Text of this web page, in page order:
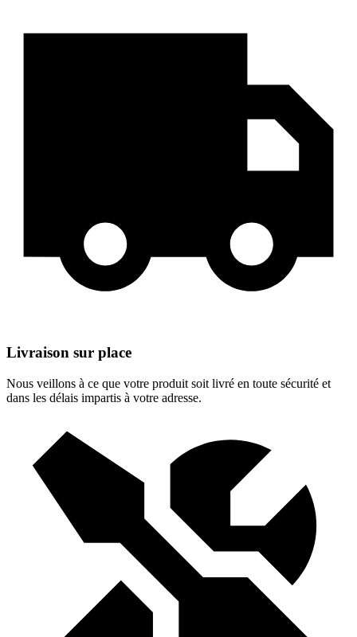
Livraison sur place
Nous veillons à ce que votre produit soit livré en toute sécurité et
dans les délais impartis à votre adresse.